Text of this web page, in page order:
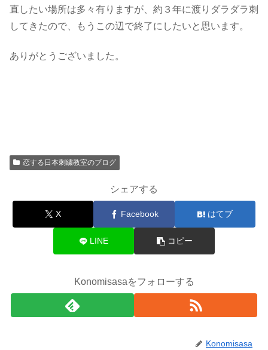
直したい場所は多々有りますが、約３年に渡りダラダラ刺
してきたので、もうこの辺で終了にしたいと思います。
ありがとうございました。
恋する日本刺繍教室のブログ
シェアする
X Facebook はてブ
LINE コピー
Konomisasaをフォローする
Konomisasa